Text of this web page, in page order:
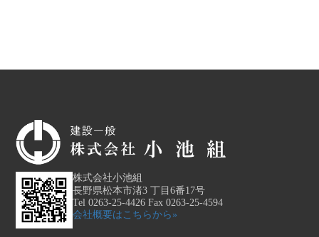
株式会社小池組
長野県松本市渚3 丁目6番17号
Tel 0263-25-4426 Fax 0263-25-4594
会社概要はこちらから»